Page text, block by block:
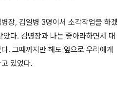
장, 김일병 3명이서 소각작업을 하겠
았다. 김병장과 나는 좋아라하면서 대
. 그때까지만 해도 앞으로 우리에게
있었다.